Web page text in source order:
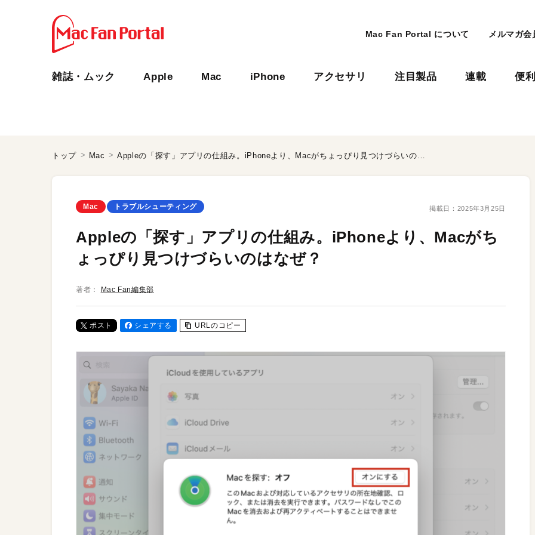
Mac Fan Portal について メルマガ会
雑誌・ムック Apple Mac iPhone アクセサリ 注目製品 連載 便
トップ Mac Appleの「探す」アプリの仕組み。iPhoneより、Macがちょっぴり見つけづらいのはなぜ？
Mac トラブルシューティング 掲載日： 2025年3月25日
Appleの「探す」アプリの仕組み。iPhoneより、Macがち
ょっぴり見つけづらいのはなぜ？
著者： Mac Fan編集部
ポスト シェアする URLのコピー